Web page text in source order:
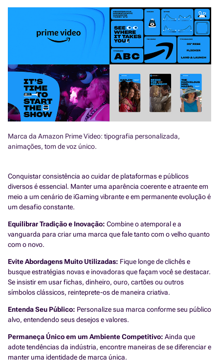
Marca da Amazon Prime Video: tipografia personalizada,
animações, tom de voz único.
Conquistar consistência ao cuidar de plataformas e públicos
diversos é essencial. Manter uma aparência coerente e atraente em
meio a um cenário de iGaming vibrante e em permanente evolução é
um desafio constante.
Equilibrar Tradição e Inovação: Combine o atemporal e a
vanguarda para criar uma marca que fale tanto com o velho quanto
com o novo.
Evite Abordagens Muito Utilizadas: Fique longe de clichês e
busque estratégias novas e inovadoras que façam você se destacar.
Se insistir em usar fichas, dinheiro, ouro, cartões ou outros
símbolos clássicos, reinteprete-os de maneira criativa.
Entenda Seu Público: Personalize sua marca conforme seu público
alvo, entendendo seus desejos e valores.
Permaneça Único em um Ambiente Competitivo: Ainda que
adote tendências da indústria, encontre maneiras de se diferenciar e
manter uma identidade de marca única.